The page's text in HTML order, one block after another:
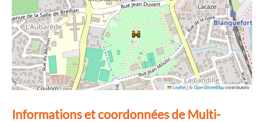
Leaflet|©OpenStreetMapcontributors
Informations et coordonnées de Multi-